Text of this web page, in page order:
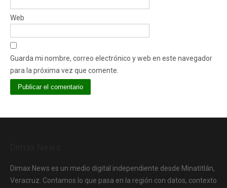
Web
Guarda mi nombre, correo electrónico y web en este navegador
para la próxima vez que comente.
Dimax News es un medio digital independiente desde Minatitlán,
Veracruz. Contamos lo que pasa en la región con datos, contexto